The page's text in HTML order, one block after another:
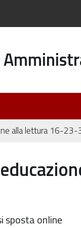
alla lettura 16-
sposta online